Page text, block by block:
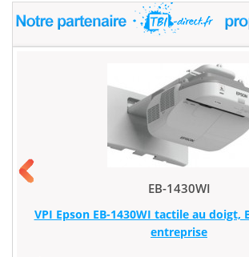
EB-1430WI
VPI Epson EB-1430WI tactile au doigt,
entreprise